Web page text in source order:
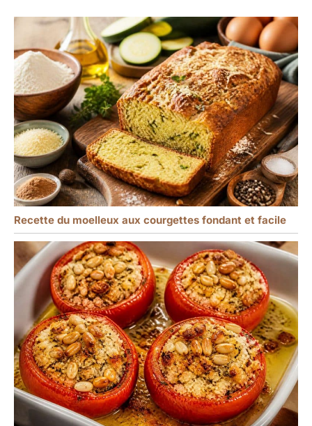
Recette du moelleux aux courgettes fondant et facile